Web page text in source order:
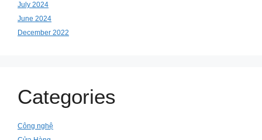
July 2024
June 2024
December 2022
Categories
Công nghệ